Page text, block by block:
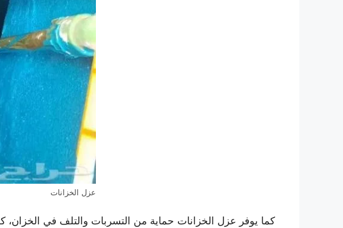
عزل الخزانات
كما يوفر عزل الخزانات حماية من التسربات والتلف في